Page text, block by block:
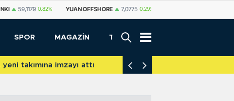
OFFSHORE 7,0775 0.29% YUAN 7,0812 0.29%
SPOR MAGAZİN TEKNOLOJİ
takımına imzayı attı